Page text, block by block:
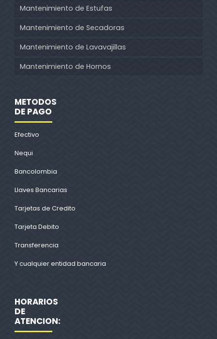
Mantenimiento de Estufas
Mantenimiento de Secadoras
Mantenimiento de Lavavajillas
Mantenimiento de Hornos
METODOS
DE PAGO
Efectivo
Nequi
Bancolombia
Llaves Bancarias
Tarjetas de Credito
Tarjeta Debito
Transferencia
Y cualquier entidad bancaria
HORARIOS
DE
ATENCION: